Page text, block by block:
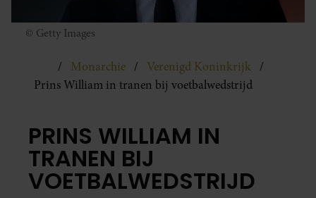
© Getty Images
Monarchie
Verenigd Koninkrijk
Prins William in tranen bij voetbalwedstrijd
PRINS WILLIAM IN
TRANEN BIJ
VOETBALWEDSTRIJD